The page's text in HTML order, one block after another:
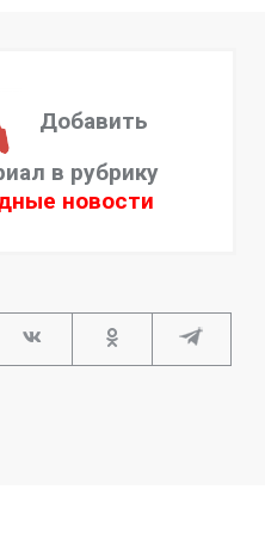
Добавить
в рубрику
новости